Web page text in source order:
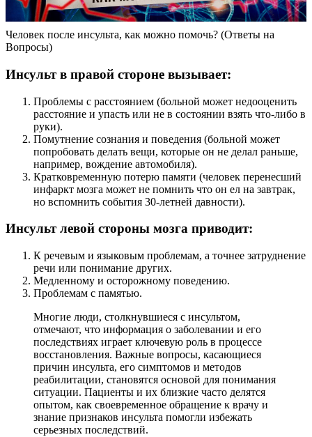
Человек после инсульта, как можно помочь? (Ответы на
Вопросы)
Инсульт в правой стороне вызывает:
Проблемы с расстоянием (больной может недооценить
расстояние и упасть или не в состоянии взять что-либо в
руки).
Помутнение сознания и поведения (больной может
попробовать делать вещи, которые он не делал раньше,
например, вождение автомобиля).
Кратковременную потерю памяти (человек перенесший
инфаркт мозга может не помнить что он ел на завтрак,
но вспомнить события 30-летней давности).
Инсульт левой стороны мозга приводит:
К речевым и языковым проблемам, а точнее затруднение
речи или понимание других.
Медленному и осторожному поведению.
Проблемам с памятью.
Многие люди, столкнувшиеся с инсультом,
отмечают, что информация о заболевании и его
последствиях играет ключевую роль в процессе
восстановления. Важные вопросы, касающиеся
причин инсульта, его симптомов и методов
реабилитации, становятся основой для понимания
ситуации. Пациенты и их близкие часто делятся
опытом, как своевременное обращение к врачу и
знание признаков инсульта помогли избежать
серьезных последствий.